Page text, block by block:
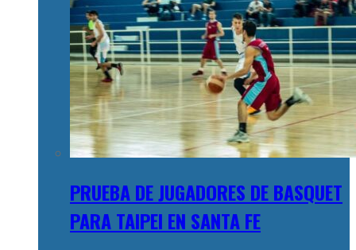
PRUEBA DE JUGADORES DE BASQUET
PARA TAIPEI EN SANTA FE